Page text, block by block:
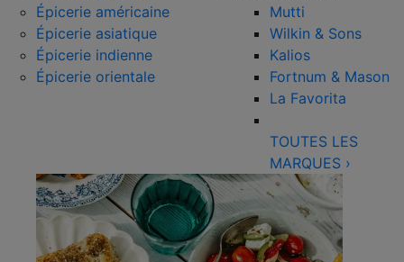
Épicerie américaine
Épicerie asiatique
Épicerie indienne
Épicerie orientale
Mutti
Wilkin & Sons
Kalios
Fortnum & Mason
La Favorita
TOUTES LES
MARQUES ›